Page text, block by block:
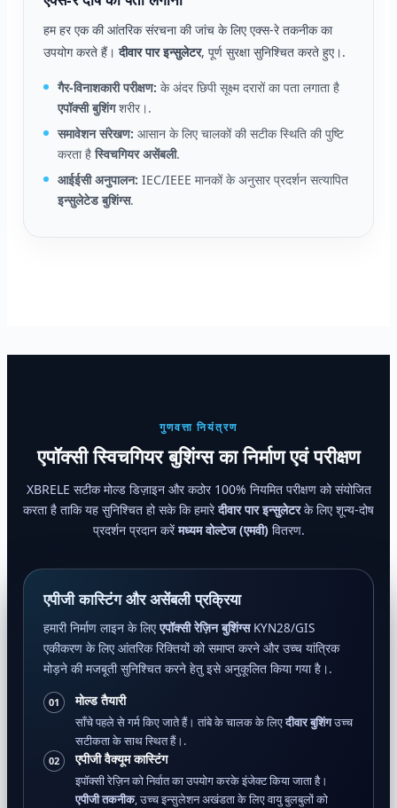
हम हर एक की आंतरिक संरचना की जांच के लिए एक्स-रे तकनीक का
उपयोग करते हैं।दीवार पार इन्सुलेटर, पूर्ण सुरक्षा सुनिश्चित करते हुए।.
गैर-विनाशकारी परीक्षण: के अंदर छिपी सूक्ष्म दरारों का पता लगाता है
एपॉक्सी बुशिंगशरीर।.
समावेशन संरेखण: आसान के लिए चालकों की सटीक स्थिति की पुष्टि
करता हैस्विचगियर असेंबली.
आईईसी अनुपालन: IEC/IEEE मानकों के अनुसार प्रदर्शन सत्यापित
इन्सुलेटेड बुशिंग्स.
गुणवत्ता नियंत्रण
एपॉक्सी स्विचगियर बुशिंग्स का निर्माण एवं परीक्षण
XBRELE सटीक मोल्ड डिज़ाइन और कठोर 100% नियमित परीक्षण को संयोजित
करता है ताकि यह सुनिश्चित हो सके कि हमारेदीवार पार इन्सुलेटरके लिए शून्य-दोष
प्रदर्शन प्रदान करेंमध्यम वोल्टेज (एमवी)वितरण.
एपीजी कास्टिंग और असेंबली प्रक्रिया
हमारी निर्माण लाइन के लिएएपॉक्सी रेज़िन बुशिंग्सKYN28/GIS
एकीकरण के लिए आंतरिक रिक्तियों को समाप्त करने और उच्च यांत्रिक
मोड़ने की मजबूती सुनिश्चित करने हेतु इसे अनुकूलित किया गया है।.
01 मोल्ड तैयारी
साँचे पहले से गर्म किए जाते हैं। तांबे के चालक के लिएदीवार बुशिंगउच्च
सटीकता के साथ स्थित हैं।.
02 एपीजी वैक्यूम कास्टिंग
इपॉक्सी रेज़िन को निर्वात का उपयोग करके इंजेक्ट किया जाता है।
एपीजी तकनीक, उच्च इन्सुलेशन अखंडता के लिए वायु बुलबुलों को